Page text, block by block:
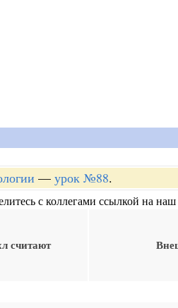
— урок №88.
с коллегами ссылкой на наш
считают